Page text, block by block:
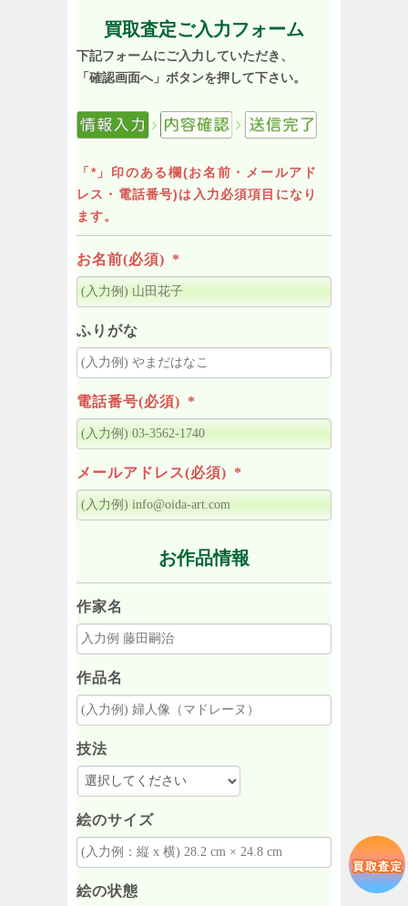
買取査定ご入力フォーム
下記フォームにご入力していただき、
「確認画面へ」ボタンを押して下さい。
「*」印のある欄(お名前・メールアド
レス・電話番号)は入力必須項目になり
ます。
お名前(必須) *
ふりがな
電話番号(必須) *
メールアドレス(必須) *
お作品情報
作家名
作品名
技法
絵のサイズ
絵の状態